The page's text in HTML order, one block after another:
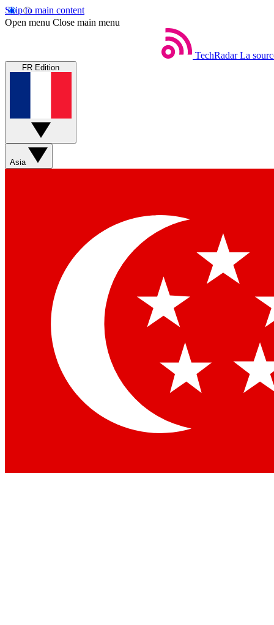
Skip to main content
Open menu Close main menu
TechRadar La
FR Edition
Asia